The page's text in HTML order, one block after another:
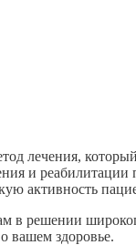
лечения,
и
активность
решении
вашем здоровье.